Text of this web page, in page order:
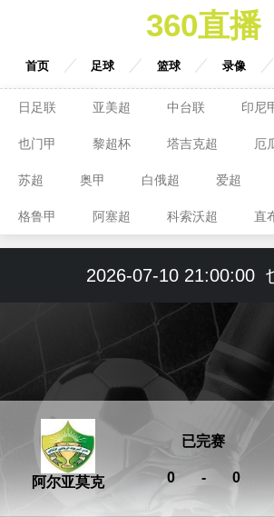
360直播
首页 足球 篮球 录像
日足联 亚美超 中台联 印尼
也门甲 黎超杯 塔吉克超 厄
苏超 奥甲 白俄超 爱超
格鲁甲 阿塞超 科索沃超 直
2026-07-10 21:00:00
阿尔亚莫克 0 - 0
已完赛